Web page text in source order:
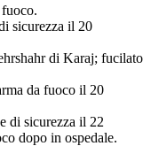
sicurezza il 20
di Karaj; fucilato
da fuoco il 20
di sicurezza il 22
dopo in ospedale.